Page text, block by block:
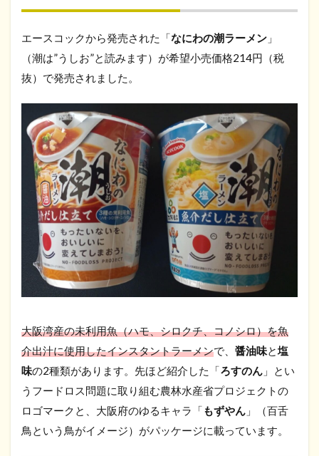
エースコックから発売された「なにわの潮ラーメン 」
（潮は”うしお”と読みます）が希望小売価格214円（税
抜）で発売されました。
大阪湾産の未利用魚（ハモ、シロクチ、コノシロ）を魚
介出汁に使用したインスタントラーメンで、 醤油味と塩
味の2種類があります。先ほど紹介した「ろすのん 」とい
うフードロス問題に取り組む農林水産省プロジェクトの
ロゴマークと、大阪府のゆるキャラ「もずやん 」（百舌
鳥という鳥がイメージ）がパッケージに載っています。